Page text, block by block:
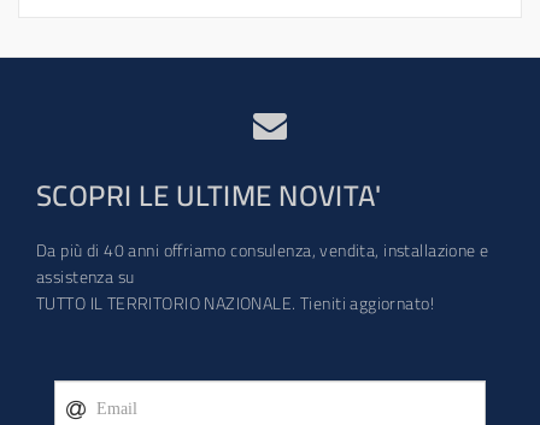
SCOPRI LE ULTIME NOVITA'
Da più di 40 anni offriamo consulenza, vendita, installazione e
assistenza su
TUTTO IL TERRITORIO NAZIONALE. Tieniti aggiornato!